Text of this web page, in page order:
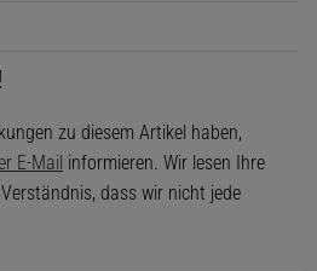
zu diesem Artikel haben,
E-Mail informieren. Wir lesen Ihre
dass wir nicht jede